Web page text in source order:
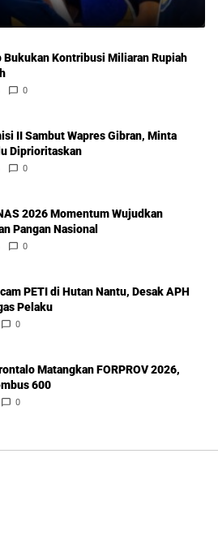
Bukukan Kontribusi Miliaran Rupiah
0
II Sambut Wapres Gibran, Minta
Diprioritaskan
0
2026 Momentum Wujudkan
Pangan Nasional
0
PETI di Hutan Nantu, Desak APH
Pelaku
0
Matangkan FORPROV 2026,
600
0